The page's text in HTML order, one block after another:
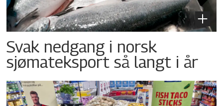
Svak nedgang i norsk
sjømateksport så langt i år